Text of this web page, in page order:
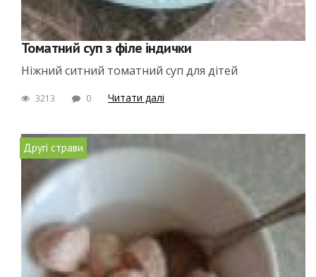
Томатний суп з філе індички
Ніжний ситний томатний суп для дітей
3213 0 Читати далі
Другі страви